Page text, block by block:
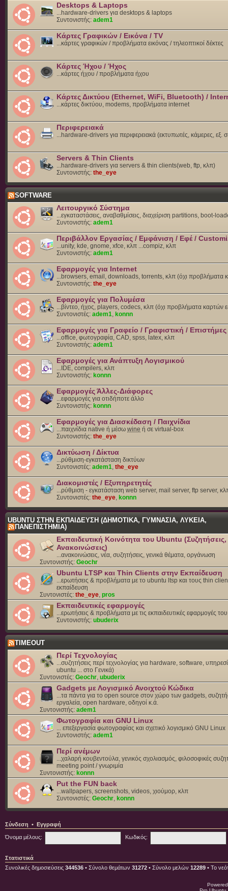
Desktops & Laptops
...hardware-drivers για desktops & laptops
Συντονιστής: adem1
Κάρτες Γραφικών / Εικόνα / TV
...κάρτες γραφικών / προβλήματα εικόνας / τηλεοπτικοί δέκτες
Κάρτες Ήχου / Ήχος
...κάρτες ήχου / προβλήματα ήχου
Κάρτες Δικτύου (Ethernet, WiFi, Bluetooth) /
...κάρτες δικτύου, modems, προβλήματα internet
Περιφερειακά
...hardware-drivers για περιφερειακά (εκτυπωτές, κάμερες, εξ.
Servers & Thin Clients
...hardware-drivers για servers & thin clients(web, ftp, κλπ)
Συντονιστής: the_eye
SOFTWARE
Λειτουργικό Σύστημα
...εγκαταστάσεις, αναβαθμίσεις, διαχείριση partitions, boot-
Συντονιστής: adem1
Περιβάλλον Εργασίας / Εμφάνιση / Εφέ /
...unity, kde, gnome, xfce, κλπ ...compiz, κλπ
Συντονιστής: adem1
Εφαρμογές για Internet
...browsers, email, downloads, torrents, κλπ (όχι προβλήματα
Συντονιστής: the_eye
Εφαρμογές για Πολυμέσα
...βίντεο, ήχος, players, codecs, κλπ (όχι προβλήματα καρτών
Συντονιστές: adem1 konnn
Εφαρμογές για Γραφείο / Γραφιστική / Επιστήμες
...office, φωτογραφία, CAD, spss, latex, κλπ
Συντονιστής: adem1
Εφαρμογές για Ανάπτυξη Λογισμικού
...IDE, compilers, κλπ
Συντονιστής: konnn
Εφαρμογές Άλλες-Διάφορες
...εφαρμογές για οτιδήποτε άλλο
Συντονιστής: konnn
Εφαρμογές για Διασκέδαση / Παιχνίδια
...παιχνίδια native ή μέσω wine ή σε virtual-box
Συντονιστής: the_eye
Δικτύωση / Δίκτυα
...ρύθμιση-εγκατάσταση δικτύων
Συντονιστές: adem1 the_eye
Διακομιστές / Εξυπηρετητές
...ρύθμιση - εγκατάσταση web server, mail server, ftp server,
Συντονιστές: the_eye konnn
UBUNTU ΣΤΗΝ ΕΚΠΑΙΔΕΥΣΗ (ΔΗΜΟΤΙΚΑ, ΓΥΜΝΑΣΙΑ, ΛΥΚΕΙΑ,
ΠΑΝΕΠΙΣΤΗΜΙΑ)
Εκπαιδευτική Κοινότητα του Ubuntu
Ανακοινώσεις)
...ανακοινώσεις, νέα, συζητήσεις, γενικά θέματα, οργάνωση
Συντονιστής: Geochr
Ubuntu LTSP και Thin Clients στην Εκπαίδευση
...ερωτήσεις & προβλήματα με το ubuntu ltsp και τους thin
εκπαίδευση
Συντονιστές: the_eye pros
Εκπαιδευτικές εφαρμογές
...ερωτήσεις & προβλήματα με τις εκπαιδευτικές εφαρμογές
Συντονιστής: ubuderix
TIMEOUT
Περί Τεχνολογίας
...συζητήσεις περί τεχνολογίας για hardware, software,
ubuntu ... στο Γενικά)
Συντονιστές: Geochr ubuderix
Gadgets με Λογισμικό Ανοιχτού Κώδικα
...τα πάντα για το open source στον χώρο των gadgets,
εργαλεία, open hardware, οδηγοί κ.ά.
Συντονιστής: adem1
Φωτογραφία και GNU Linux
... επεξεργασία φωτογραφίας και σχετικό λογισμικό GNU Linux
Συντονιστής: adem1
Περί ανέμων
...χαλαρή κουβεντούλα, γενικός σχολιασμός, φιλοσοφικές
meeting point / γνωριμία
Συντονιστής: konnn
Put the FUN back
...wallpapers, screenshots, videos, χιούμορ, κλπ
Συντονιστές: Geochr konnn
Σύνδεση • Εγγραφή
Όνομα μέλους: Κωδικός:
Στατιστικά
Συνολικές δημοσιεύσεις 344536 • Σύνολο θεμάτων 31272 • Σύνολο μελών 12289 • Το